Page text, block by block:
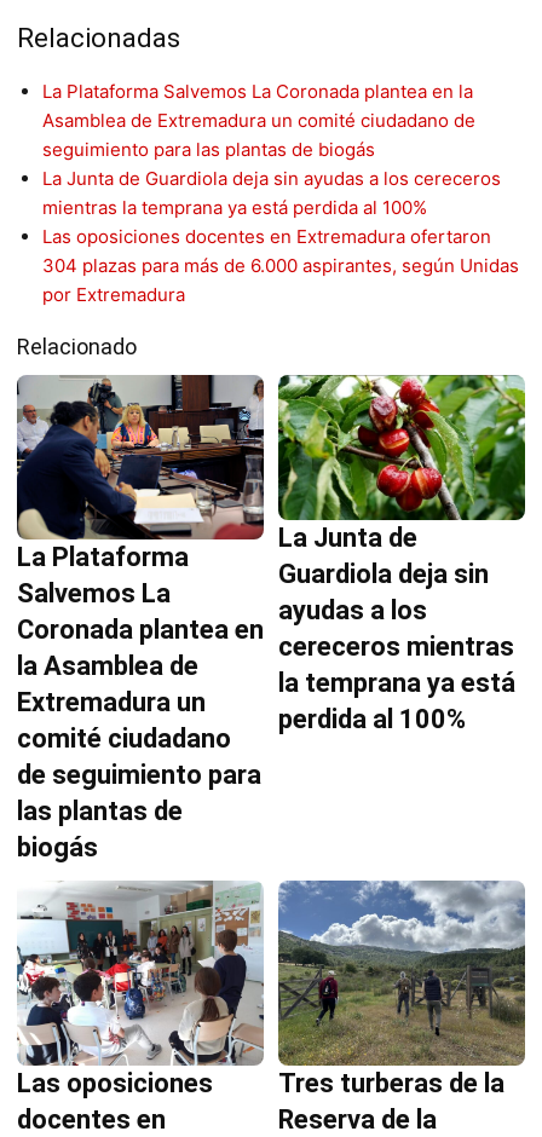
Relacionadas
La Plataforma Salvemos La Coronada plantea en la
Asamblea de Extremadura un comité ciudadano de
seguimiento para las plantas de biogás
La Junta de Guardiola deja sin ayudas a los cereceros
mientras la temprana ya está perdida al 100%
Las oposiciones docentes en Extremadura ofertaron
304 plazas para más de 6.000 aspirantes, según Unidas
por Extremadura
Relacionado
La Plataforma
Salvemos La
Coronada plantea en
la Asamblea de
Extremadura un
comité ciudadano
de seguimiento para
las plantas de
biogás
La Junta de
Guardiola deja sin
ayudas a los
cereceros mientras
la temprana ya está
perdida al 100%
Las oposiciones
docentes en
Tres turberas de la
Reserva de la